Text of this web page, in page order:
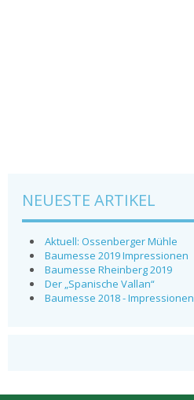
NEUESTE ARTIKEL
Aktuell: Ossenberger Mühle
Baumesse 2019 Impressionen
Baumesse Rheinberg 2019
Der „Spanische Vallan“
Baumesse 2018 - Impressionen